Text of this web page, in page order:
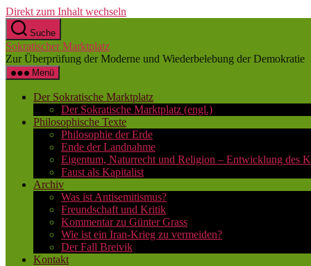
Direkt zum Inhalt wechseln
Suche
Sokratischer Marktplatz
Zur Überprüfung der Moderne und Wiederbelebung der Demokratie
Menü
Der Sokratische Marktplatz
Der Sokratische Marktplatz (engl.)
Philosophische Texte
Philosophie der Erde
Ende der Landnahme
Eigentum, Naturrecht und Religion – Entwicklung des
Faust als Kapitalist
Archiv
Was ist Antisemitismus?
Freundschaft und Kritik
Kommentar zu Günter Grass
Wie ist ein Iran-Krieg zu vermeiden?
Der Fall Breivik
Kontakt